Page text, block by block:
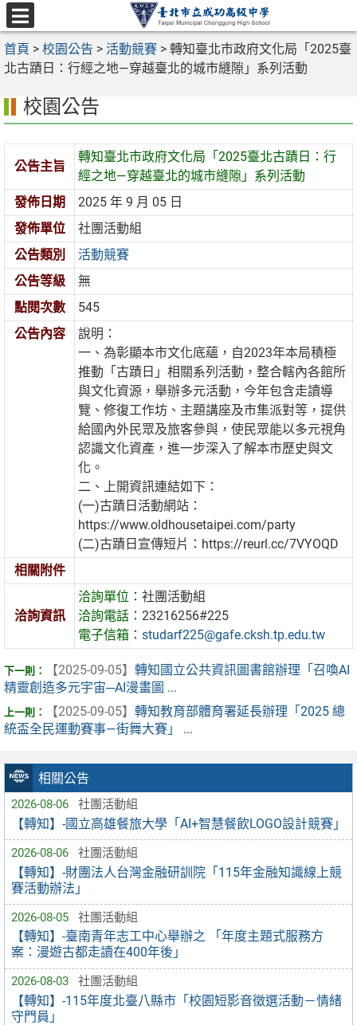
跳
至
主
要
區
選
單
首頁 > 校園公告 > 活動競賽 > 轉知臺北市政府文化局「2025臺
北古蹟日：行經之地—穿越臺北的城市縫隙」系列活動
相關公告
2026-08-06 社團活動組
【轉知】-國立高雄餐旅大學「AI+智慧餐飲LOGO設計競賽」
2026-08-06 社團活動組
【轉知】-財團法人台灣金融研訓院「115年金融知識線上競
賽活動辦法」
2026-08-05 社團活動組
【轉知】-臺南青年志工中心舉辦之 「年度主題式服務方
案：漫遊古都走讀在400年後」
2026-08-03 社團活動組
【轉知】-115年度北臺八縣市「校園短影音徵選活動－情緒
守門員」
校園公告
公告主旨
轉知臺北市政府文化局「2025臺北古蹟日：行
經之地—穿越臺北的城市縫隙」系列活動
發佈日期
2025 年 9 月 05 日
發佈單位
社團活動組
公告類別
活動競賽
公告等級
無
點閱次數
545
公告內容
說明：
一、為彰顯本市文化底蘊，自2023年本局積極
推動「古蹟日」相關系列活動，整合轄內各館所
與文化資源，舉辦多元活動，今年包含走讀導
覽、修復工作坊、主題講座及市集派對等，提供
給國內外民眾及旅客參與，使民眾能以多元視角
認識文化資產，進一步深入了解本市歷史與文
化。
二、上開資訊連結如下：
(一)古蹟日活動網站：
https://www.oldhousetaipei.com/party
(二)古蹟日宣傳短片：https://reurl.cc/7VYOQD
相關附件
洽詢資訊
洽詢單位：社團活動組
洽詢電話：23216256#225
電子信箱：studarf225@gafe.cksh.tp.edu.tw
【2025-09-05】 轉知國立公共資訊圖書館辦理「召喚AI
精靈創造多元宇宙─AI漫畫圖 ...
【2025-09-05】 轉知教育部體育署延長辦理「2025 總
統盃全民運動賽事—街舞大賽」 ...